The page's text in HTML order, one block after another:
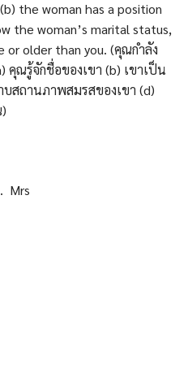
the woman has a position
the woman’s marital status,
or older than you. (คุณกำลัง
ณรู้จักชื่อของเขา (b) เขาเป็น
สถานภาพสมรสของเขา (d)
Mrs